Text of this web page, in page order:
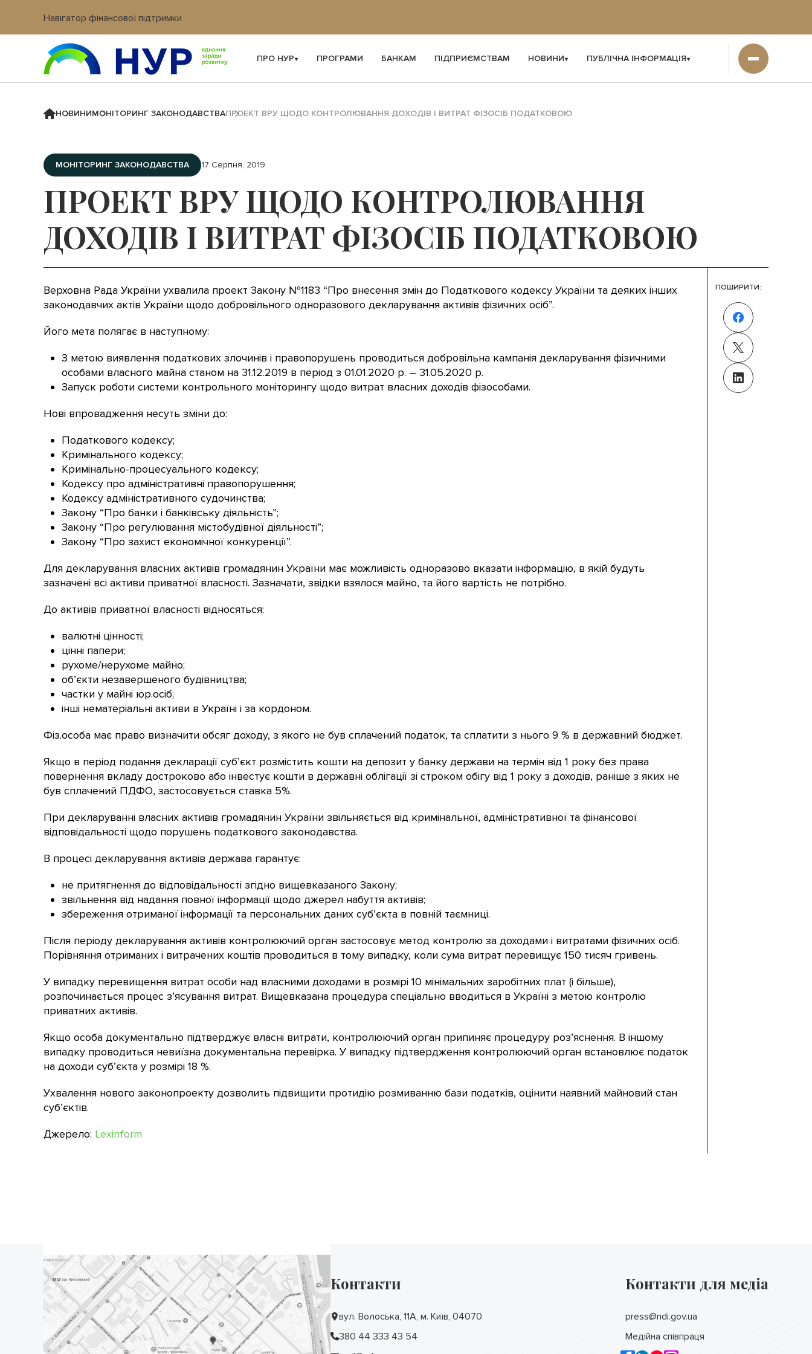
Навігатор фінансової підтримки
Вхід в кабінет IT платформи
ПРО НУР ПРОГРАМИ БАНКАМ ПІДПРИЄМСТВАМ НОВИНИ ПУБЛІЧНА ІНФОРМАЦІЯ
НОВИНИМОНІТОРИНГ ЗАКОНОДАВСТВАПРОЕКТ ВРУ ЩОДО КОНТРОЛЮВАННЯ ДОХОДІВ І ВИТРАТ ФІЗОСІБ ПОДАТКОВОЮ
МОНІТОРИНГ ЗАКОНОДАВСТВА 17 Серпня, 2019
ПРОЕКТ ВРУ ЩОДО КОНТРОЛЮВАННЯ
ДОХОДІВ І ВИТРАТ ФІЗОСІБ ПОДАТКОВОЮ
Верховна Рада України ухвалила проект Закону №1183 “Про внесення змін до Податкового кодексу України та деяких інших
законодавчих актів України щодо добровільного одноразового декларування активів фізичних осіб”.
Його мета полягає в наступному:
З метою виявлення податкових злочинів і правопорушень проводиться добровільна кампанія декларування фізичними
особами власного майна станом на 31.12.2019 в період з 01.01.2020 р. – 31.05.2020 р.
Запуск роботи системи контрольного моніторингу щодо витрат власних доходів фізособами.
Нові впровадження несуть зміни до:
Податкового кодексу;
Кримінального кодексу;
Кримінально-процесуального кодексу;
Кодексу про адміністративні правопорушення;
Кодексу адміністративного судочинства;
Закону “Про банки і банківську діяльність”;
Закону “Про регулювання містобудівної діяльності”;
Закону “Про захист економічної конкуренції”.
Для декларування власних активів громадянин України має можливість одноразово вказати інформацію, в якій будуть
зазначені всі активи приватної власності. Зазначати, звідки взялося майно, та його вартість не потрібно.
До активів приватної власності відносяться:
валютні цінності;
цінні папери;
рухоме/нерухоме майно;
об’єкти незавершеного будівництва;
частки у майні юр.осіб;
інші нематеріальні активи в Україні і за кордоном.
Фіз.особа має право визначити обсяг доходу, з якого не був сплачений податок, та сплатити з нього 9 % в державний бюджет.
Якщо в період подання декларації суб’єкт розмістить кошти на депозит у банку держави на термін від 1 року без права
повернення вкладу достроково або інвестує кошти в державні облігації зі строком обігу від 1 року з доходів, раніше з яких не
був сплачений ПДФО, застосовується ставка 5%.
При декларуванні власних активів громадянин України звільняється від кримінальної, адміністративної та фінансової
відповідальності щодо порушень податкового законодавства.
В процесі декларування активів держава гарантує:
не притягнення до відповідальності згідно вищевказаного Закону;
звільнення від надання повної інформації щодо джерел набуття активів;
збереження отриманої інформації та персональних даних суб’єкта в повній таємниці.
Після періоду декларування активів контролюючий орган застосовує метод контролю за доходами і витратами фізичних осіб.
Порівняння отриманих і витрачених коштів проводиться в тому випадку, коли сума витрат перевищує 150 тисяч гривень.
У випадку перевищення витрат особи над власними доходами в розмірі 10 мінімальних заробітних плат (і більше),
розпочинається процес з’ясування витрат. Вищевказана процедура спеціально вводиться в Україні з метою контролю
приватних активів.
Якщо особа документально підтверджує власні витрати, контролюючий орган припиняє процедуру роз’яснення. В іншому
випадку проводиться невиїзна документальна перевірка. У випадку підтвердження контролюючий орган встановлює податок
на доходи суб’єкта у розмірі 18 %.
Ухвалення нового законопроекту дозволить підвищити протидію розмиванню бази податків, оцінити наявний майновий стан
суб’єктів.
Джерело: Lexinform
ПОШИРИТИ:
Контакти
вул. Волоська, 11А, м. Київ, 04070
380 44 333 43 54
Контакти для медіа
press@ndi.gov.ua
Медійна співпраця